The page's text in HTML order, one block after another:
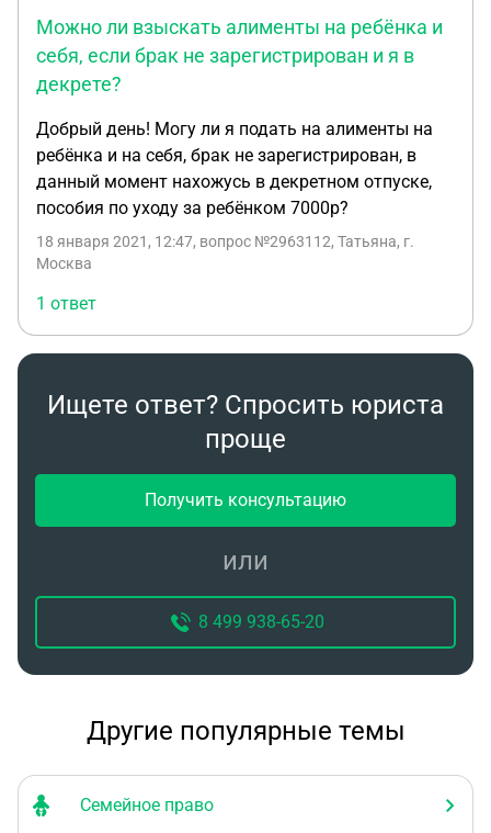
Можно ли взыскать алименты на ребёнка и
себя, если брак не зарегистрирован и я в
декрете?
Добрый день! Могу ли я подать на алименты на
ребёнка и на себя, брак не зарегистрирован, в
данный момент нахожусь в декретном отпуске,
пособия по уходу за ребёнком 7000р?
18 января 2021, 12:47, вопрос №2963112, Татьяна, г.
Москва
1 ответ
Ищете ответ? Спросить юриста
проще
Получить консультацию
или
8 499 938-65-20
Другие популярные темы
Семейное право